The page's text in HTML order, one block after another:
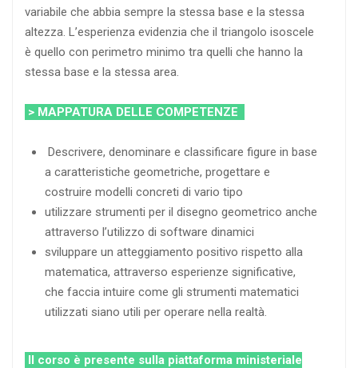
variabile che abbia sempre la stessa base e la stessa
altezza. L’esperienza evidenzia che il triangolo isoscele
è quello con perimetro minimo tra quelli che hanno la
stessa base e la stessa area.
> MAPPATURA DELLE COMPETENZE
Descrivere, denominare e classificare figure in base
a caratteristiche geometriche, progettare e
costruire modelli concreti di vario tipo
utilizzare strumenti per il disegno geometrico anche
attraverso l’utilizzo di software dinamici
sviluppare un atteggiamento positivo rispetto alla
matematica, attraverso esperienze significative,
che faccia intuire come gli strumenti matematici
utilizzati siano utili per operare nella realtà.
Il corso è presente sulla piattaforma ministeriale